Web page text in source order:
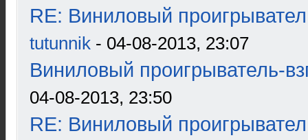
RE: Виниловый
tutunnik - 04-08-2013, 23:07
Виниловый проигрыватель-
04-08-2013, 23:50
RE: Виниловый